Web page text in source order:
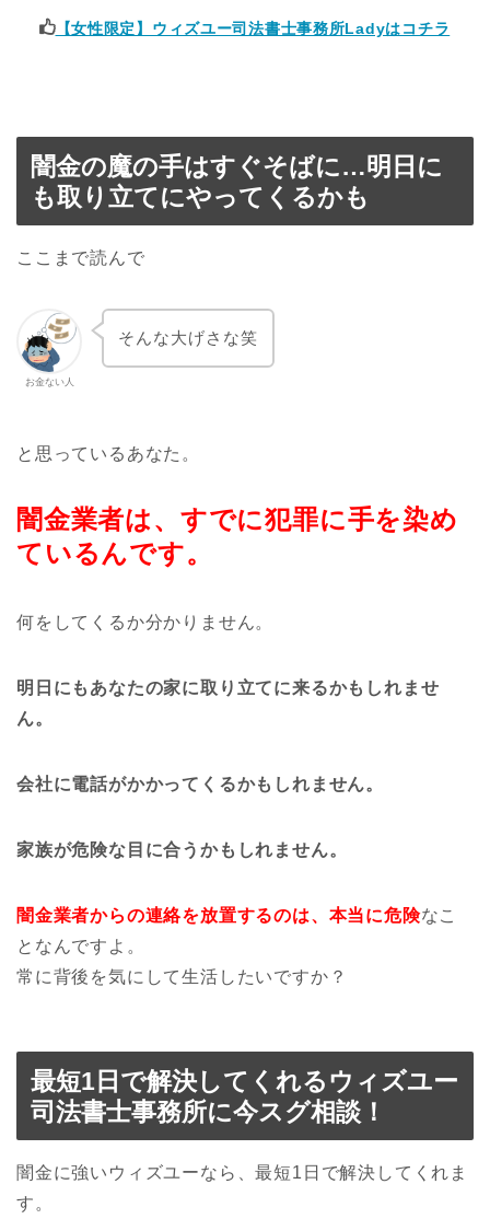
【女性限定】ウィズユー司法書士事務所Ladyはコチラ
闇金の魔の手はすぐそばに…明日に
も取り立てにやってくるかも
ここまで読んで
お金ない人
そんな大げさな笑
と思っているあなた。
闇金業者は、すでに犯罪に手を染め
ているんです。
何をしてくるか分かりません。
明日にもあなたの家に取り立てに来るかもしれませ
ん。
会社に電話がかかってくるかもしれません。
家族が危険な目に合うかもしれません。
闇金業者からの連絡を放置するのは、本当に危険なこ
となんですよ。
常に背後を気にして生活したいですか？
最短1日で解決してくれるウィズユー
司法書士事務所に今スグ相談！
闇金に強いウィズユーなら、最短1日で解決してくれま
す。